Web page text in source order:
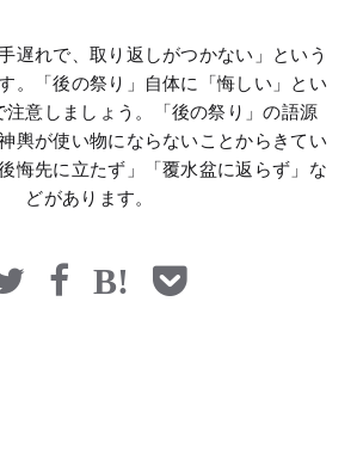
遅れで、取り返しがつかない」という
。「後の祭り」自体に「悔しい」とい
注意しましょう。「後の祭り」の語源
輿が使い物にならないことからきてい
悔先に立たず」「覆水盆に返らず」な
どがあります。